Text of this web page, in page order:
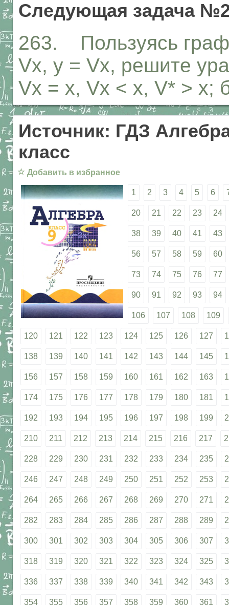
Следующая задача
263. Пользуясь
Vx, у = Vx, решите
Vx = х, Vx < х, V* > х;
Источник: ГДЗ
класс
☆ Добавить в избранное
1 2 3 4 5 6
20 21 22 23 24
38 39 40 41 43
56 57 58 59 60
73 74 75 76 77
90 91 92 93 94
106 107 108 109
120 121 122 123 124 125 126 127
138 139 140 141 142 143 144 145
156 157 158 159 160 161 162 163
174 175 176 177 178 179 180 181
192 193 194 195 196 197 198 199
210 211 212 213 214 215 216 217
228 229 230 231 232 233 234 235
246 247 248 249 250 251 252 253
264 265 266 267 268 269 270 271
282 283 284 285 286 287 288 289
300 301 302 303 304 305 306 307
318 319 320 321 322 323 324 325
336 337 338 339 340 341 342 343
354 355 356 357 358 359 360 361